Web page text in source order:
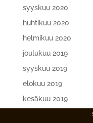
syyskuu 2020
huhtikuu 2020
helmikuu 2020
joulukuu 2019
syyskuu 2019
elokuu 2019
kesäkuu 2019